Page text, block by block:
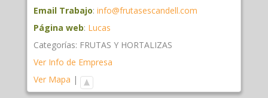
Email Trabajo: info@frutasescandell.com
Página web: Lucas
Categorías: FRUTAS Y HORTALIZAS
Ver Info de Empresa
Ver Mapa |